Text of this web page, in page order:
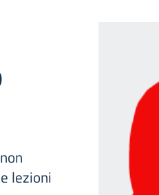
lezioni